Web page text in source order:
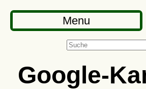
Menu
Google-